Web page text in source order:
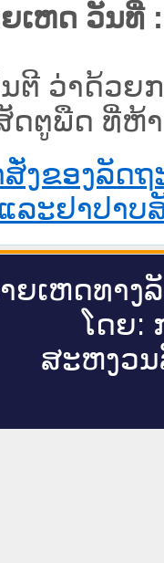
ເຫດ ວັນທີ່ :
ຕີ ວ່າດ້ວຍ
ດຕູພືດ ທີ່ຫ້
ສັ່ງຂອງລັດ
ລະຢາປາບ
ເຫດ​ທາງ​
ໂດຍ:
ສະ​ຫງວນ​